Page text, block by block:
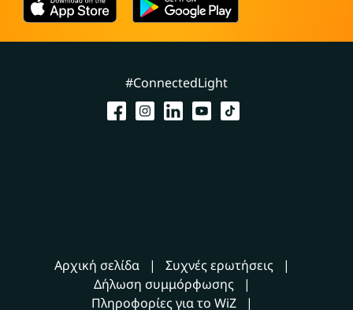
#ConnectedLight
Αρχική σελίδα
Συχνές ερωτήσεις
Δήλωση συμμόρφωσης
Πληροφορίες για το WiZ